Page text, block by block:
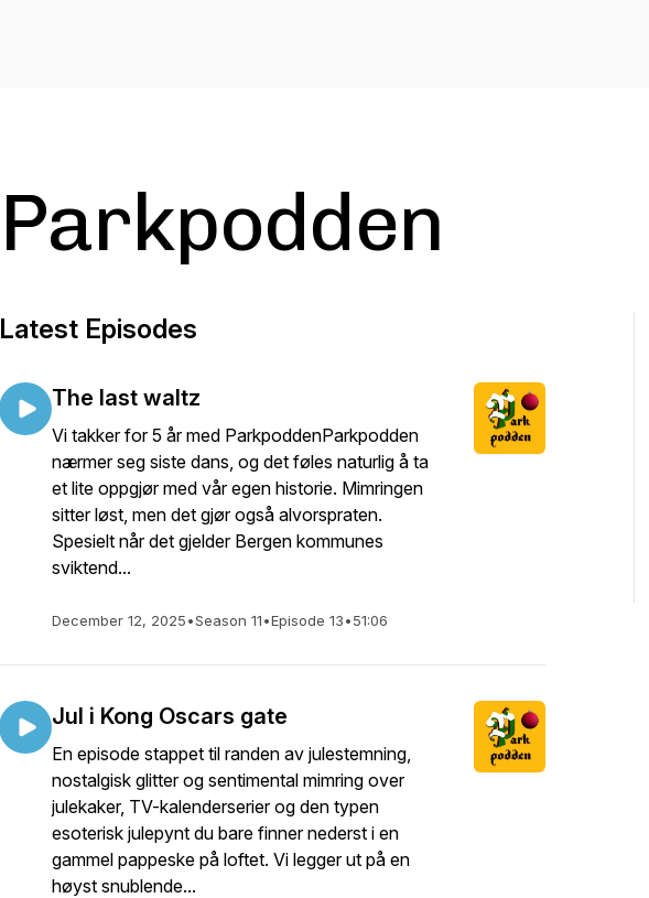
Parkpodden
Latest Episodes
The last waltz
Vi takker for 5 år med ParkpoddenParkpodden
nærmer seg siste dans, og det føles naturlig å ta
et lite oppgjør med vår egen historie. Mimringen
sitter løst, men det gjør også alvorspraten.
Spesielt når det gjelder Bergen kommunes
sviktend...
December 12, 2025•Season 11•Episode 13•51:06
Jul i Kong Oscars gate
En episode stappet til randen av julestemning,
nostalgisk glitter og sentimental mimring over
julekaker, TV-kalenderserier og den typen
esoterisk julepynt du bare finner nederst i en
gammel pappeske på loftet. Vi legger ut på en
høyst snublende...